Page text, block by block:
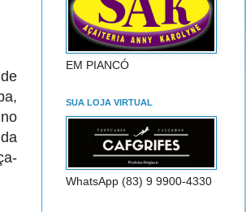
EM PIANCÓ
SUA LOJA VIRTUAL
WhatsApp (83) 9 9900-4330